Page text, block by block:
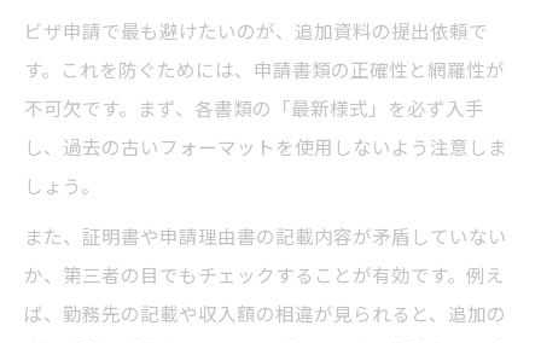
ビザ申請で最も避けたいのが、追加資料の提出依頼で
す。これを防ぐためには、申請書類の正確性と網羅性が
不可欠です。まず、各書類の「最新様式」を必ず入手
し、過去の古いフォーマットを使用しないよう注意しま
しょう。
また、証明書や申請理由書の記載内容が矛盾していない
か、第三者の目でもチェックすることが有効です。例え
ば、勤務先の記載や収入額の相違が見られると、追加の